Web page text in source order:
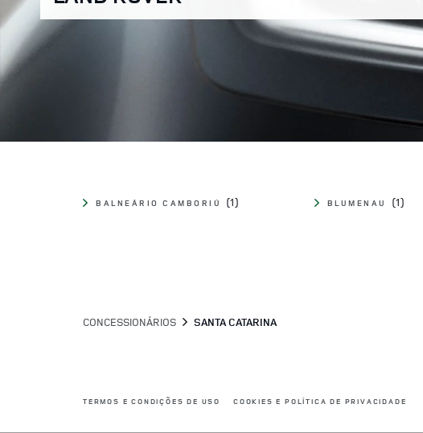
BALNEÁRIO CAMBORIÚ BLUMENAU
CONCESSIONÁRIOS SANTA CATARINA
TERMOS E CONDIÇÕES DE USO LINK OPENS IN NEW TAB
COOKIES E POLÍTICA DE PRIVACIDADE